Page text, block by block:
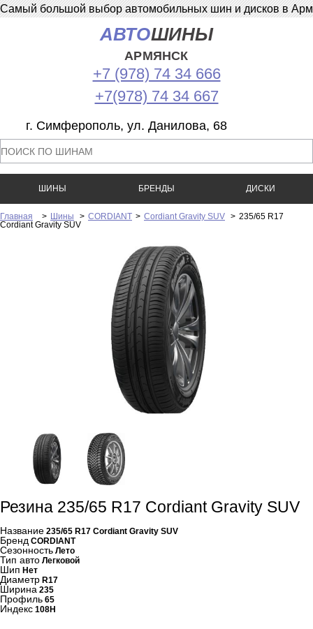
Самый большой выбор автомобильных шин и дисков в
АВТОШИНЫ
АРМЯНСК
+7 (978) 74 34 666
+7(978) 74 34 667
г. Симферополь, ул. Данилова, 68
ШИНЫ БРЕНДЫ ДИСКИ
Главная > Шины > CORDIANT > Cordiant Gravity SUV > 235/65 R17
Cordiant Gravity SUV
Резина 235/65 R17 Cordiant Gravity SUV
Название 235/65 R17 Cordiant Gravity SUV
Бренд CORDIANT
Сезонность Лето
Тип авто Легковой
Шип Нет
Диаметр R17
Ширина 235
Профиль 65
Индекс 108H